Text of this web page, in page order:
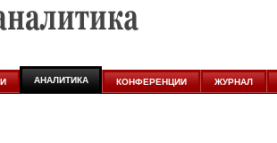
АНАЛИТИКА КОНФЕРЕНЦИИ ЖУРНАЛ